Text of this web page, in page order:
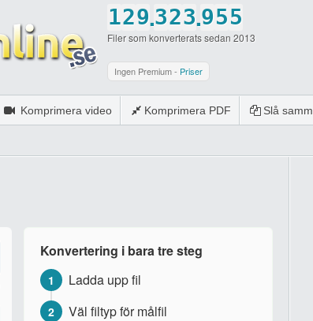
1
2
3
4
5
6
0
2
3
4
5
6
7
9
0
.3
4
5
6
7
8
2
3
4
5
6
7
3
4
5
6
7
8
.9
0
5
6
8
9
0
5
6
8
9
0
Filer som konverterats sedan 2013
Ingen Premium - Priser
Komprimera video Komprimera PDF Slå
Konvertering i bara tre steg
1 Ladda upp fil
2 Väl filtyp för målfil